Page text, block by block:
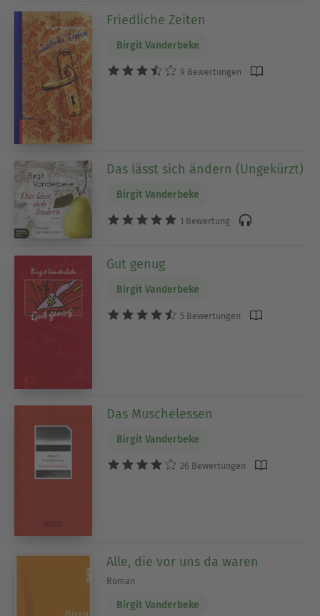
Friedliche Zeiten
Birgit Vanderbeke
9 Bewertungen
Das lässt sich ändern (Ungekürzt)
Birgit Vanderbeke
1 Bewertung
Gut genug
Birgit Vanderbeke
5 Bewertungen
Das Muschelessen
Birgit Vanderbeke
26 Bewertungen
Alle, die vor uns da waren
Roman
Birgit Vanderbeke